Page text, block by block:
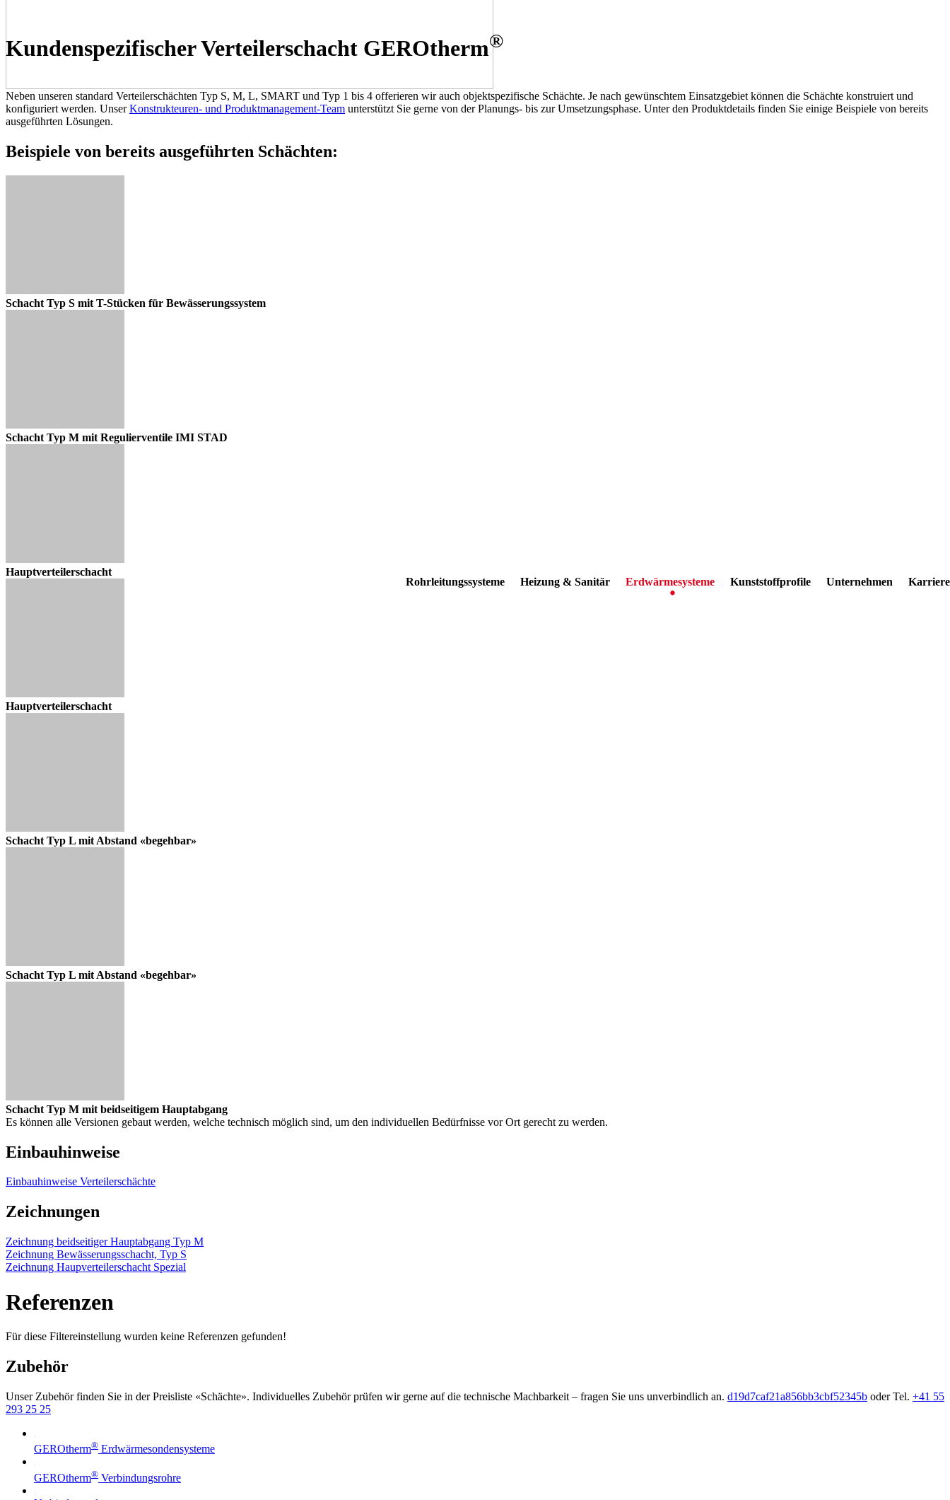
Rohrleitungssysteme Heizung & Sanitär Erdwärmesysteme Kunststoffprofile Unternehmen Karriere
Kundenspezifischer Verteilerschacht GEROtherm®
Neben unseren standard Verteilerschächten Typ S, M, L, SMART und Typ 1 bis 4 offerieren wir auch objektspezifische Schächte. Je nach gewünschtem Einsatzgebiet können die Schächte konstruiert und
konfiguriert werden. UnserKonstrukteuren- und Produktmanagement-Team unterstützt Sie gerne von der Planungs- bis zur Umsetzungsphase. Unter den Produktdetails finden Sie einige Beispiele von bereits
ausgeführten Lösungen.
Beispiele von bereits ausgeführten Schächten:
Schacht Typ S mit T-Stücken für Bewässerungssystem
Schacht Typ M mit Regulierventile IMI STAD
Hauptverteilerschacht
Hauptverteilerschacht
Schacht Typ L mit Abstand «begehbar»
Schacht Typ L mit Abstand «begehbar»
Schacht Typ M mit beidseitigem Hauptabgang
Es können alle Versionen gebaut werden, welche technisch möglich sind, um den individuellen Bedürfnisse vor Ort gerecht zu werden.
Einbauhinweise
Einbauhinweise Verteilerschächte
Zeichnungen
Zeichnung beidseitiger Hauptabgang Typ M
Zeichnung Bewässerungsschacht, Typ S
Zeichnung Haupverteilerschacht Spezial
Referenzen
Für diese Filtereinstellung wurden keine Referenzen gefunden!
Zubehör
Unser Zubehör finden Sie in der Preisliste «Schächte». Individuelles Zubehör prüfen wir gerne auf die technische Machbarkeit – fragen Sie uns unverbindlich an. d19d7caf21a856bb3cbf52345b oder Tel. +41 55
293 25 25
GEROtherm® Erdwärmesondensysteme
GEROtherm® Verbindungsrohre